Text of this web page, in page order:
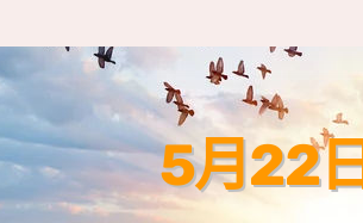
5月22日